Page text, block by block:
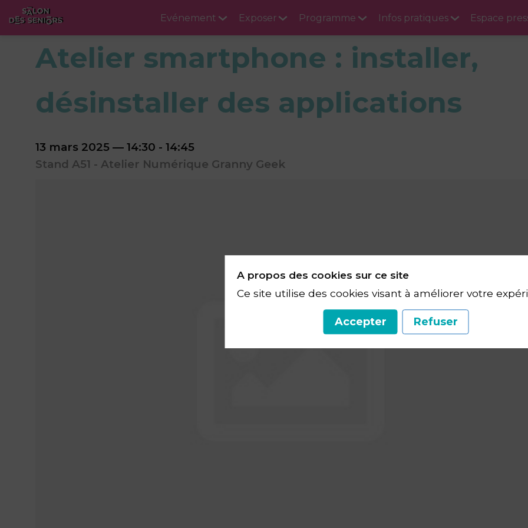
Evénement Exposer Programme Infos pratiques Espace
Atelier smartphone : installer,
désinstaller des applications
13 mars 2025 — 14:30 - 14:45
Stand A51 - Atelier Numérique Granny Geek
A propos des cookies sur ce site
Ce site utilise des cookies visant à améliorer votre
Accepter Refuser